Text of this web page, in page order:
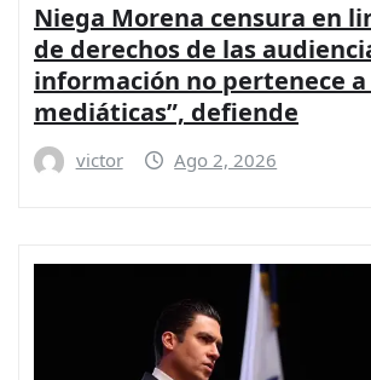
Niega Morena censura en
de derechos de las
información no pertenece
mediáticas”, defiende
victor Ago 2, 2026